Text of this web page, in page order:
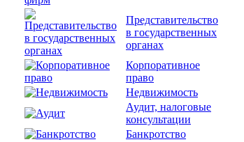
Представительство
в государственных
органах
Корпоративное
право
Недвижимость
Аудит, налоговые
консультации
Банкротство